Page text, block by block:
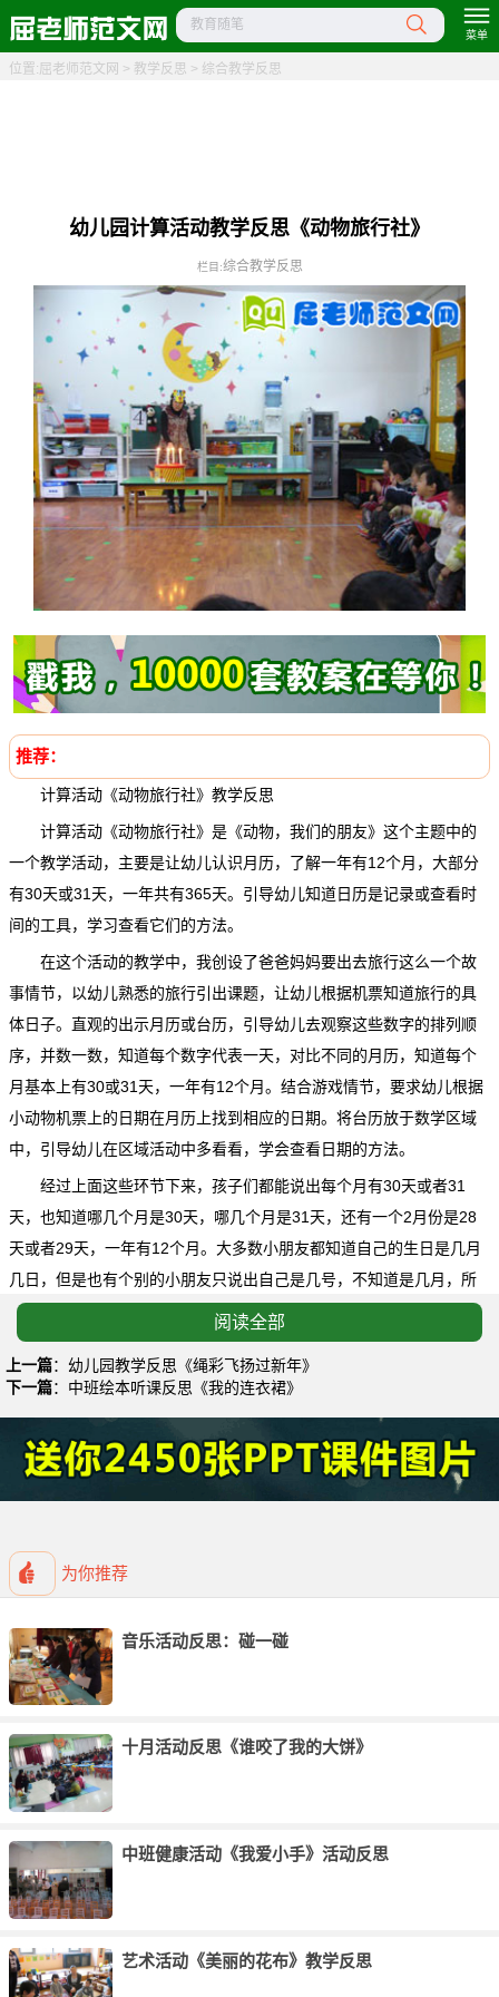
教育随笔
菜单
位置: 屈老师范文网 > 教学反思 > 综合教学反思
幼儿园计算活动教学反思《动物旅行社》
栏目:综合教学反思
推荐：
计算活动《动物旅行社》教学反思
计算活动《动物旅行社》是《动物，我们的朋友》这个主题中的
一个教学活动，主要是让幼儿认识月历，了解一年有12个月，大部分
有30天或31天，一年共有365天。引导幼儿知道日历是记录或查看时
间的工具，学习查看它们的方法。
在这个活动的教学中，我创设了爸爸妈妈要出去旅行这么一个故
事情节，以幼儿熟悉的旅行引出课题，让幼儿根据机票知道旅行的具
体日子。直观的出示月历或台历，引导幼儿去观察这些数字的排列顺
序，并数一数，知道每个数字代表一天，对比不同的月历，知道每个
月基本上有30或31天，一年有12个月。结合游戏情节，要求幼儿根据
小动物机票上的日期在月历上找到相应的日期。将台历放于数学区域
中，引导幼儿在区域活动中多看看，学会查看日期的方法。
经过上面这些环节下来，孩子们都能说出每个月有30天或者31
天，也知道哪几个月是30天，哪几个月是31天，还有一个2月份是28
天或者29天，一年有12个月。大多数小朋友都知道自己的生日是几月
几日，但是也有个别的小朋友只说出自己是几号，不知道是几月，所
以在月历上查找自己的生日所相对应的日期的时候出现了麻烦，找不
到自己的生日，因为每个月都有这个日子，后来在老师的帮助下，在
孩子的档案里找到了他出生的月份，终于这个孩子也找到了自己的生
这个活动，给予了孩子们一个生活的常识，是孩子们终生都享用
的知识，我觉得这个教学内容我们可以把它放进我们的区域活动中的
益智区域，在那里投放上一个日历，台历，一些飞机票、火车票等活
识。
阅读全部
上一篇： 幼儿园教学反思《绳彩飞扬过新年》
下一篇： 中班绘本听课反思《我的连衣裙》
为你推荐
音乐活动反思：碰一碰
十月活动反思《谁咬了我的大饼》
中班健康活动《我爱小手》活动反思
艺术活动《美丽的花布》教学反思